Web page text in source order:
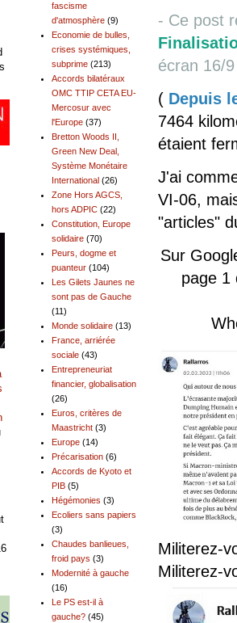
- Ce post
écran 16/
( Depuis
7464
étaient
J'ai
VI-06,
"articles"
Sur
page 1
Militerez-
Militerez-
fascisme
d'atmosphère (9)
Economie de bulles,
crises systémiques,
subprime (213)
Accords bilatéraux
OMC TTIP CETA EU-
Mercosur avec
l'Europe (37)
Bretton Woods II,
Green New Deal,
Système Monétaire
International (26)
Zone Hors AGCS,
hors ADPIC (22)
Constitution, Europe
solidaire (70)
Peurs, dogme et
puanteur (104)
Les Gilets Jaunes ne
sont pas de Gauche
(11)
Monde solidaire (13)
France, arriérée
sociale (43)
Entrepreneuriat
financier, globalisation
(26)
Euros, critères de
Maastricht (3)
Europe (14)
Précarisation (6)
Accords de Kyoto et
PIB (5)
Hégémonies (3)
Ecoliers sans papiers
(3)
Chaudes banlieues,
froid pays (3)
Modernité à gauche
(16)
Le PS est-il à
gauche? (45)